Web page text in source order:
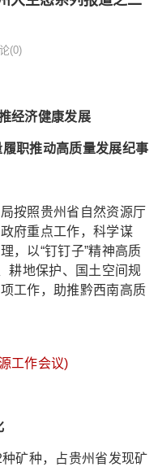
(0)
经济健康发展
职推动高质量发展纪事
照贵州省自然资源厅
府重点工作，科学谋
，以“钉钉子”精神高质
耕地保护、国土空间规
工作，助推黔西南高质
工作会议)
矿种，占贵州省发现矿